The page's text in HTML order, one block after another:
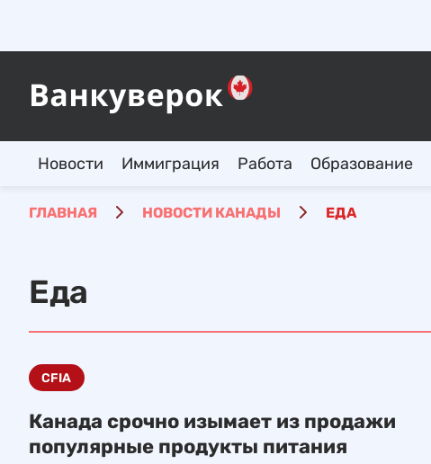
Новости Иммиграция Работа Образование
ГЛАВНАЯ НОВОСТИ КАНАДЫ ЕДА
Еда
Канада срочно изымает из продажи
популярные продукты питания
CFIA